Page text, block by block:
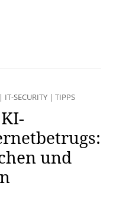
| IT-SECURITY | TIPPS
und